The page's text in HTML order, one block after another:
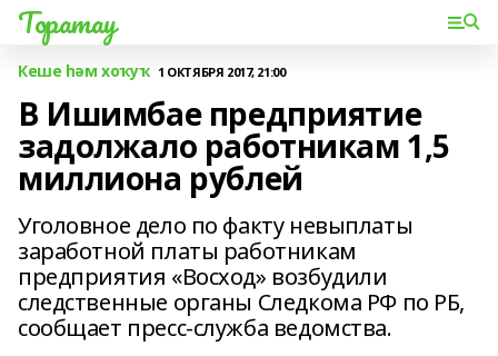
Торатау
Кеше һәм хоҡуҡ 1 ОКТЯБРЯ 2017, 21:00
В Ишимбае предприятие
задолжало работникам 1,5
миллиона рублей
Уголовное дело по факту невыплаты
заработной платы работникам
предприятия «Восход» возбудили
следственные органы Следкома РФ по РБ,
сообщает пресс-служба ведомства.